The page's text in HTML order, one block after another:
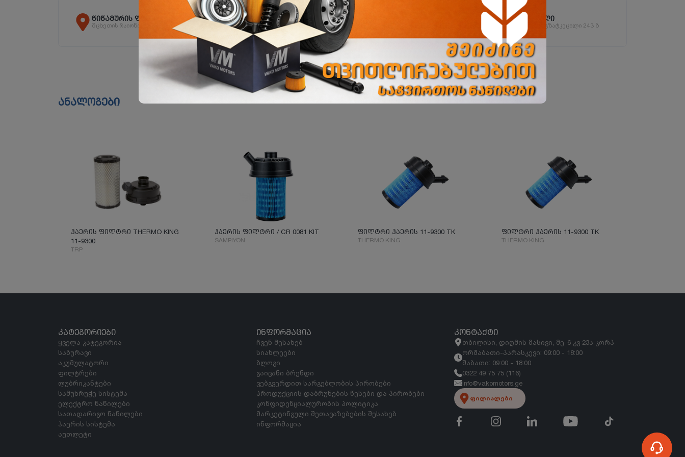
წიწამურის ფილიალი
მცხეთის რაიონი, სოფ. წიწამური
ორხევის ფილიალი
ორხევის დასახლება, ჩანტლაძის N15
ბათუმის ფილიალი
ბათუმი, აეროპორტის გზატკეცილი 243 ბ
ანალოგები
ჰაერის ფილტრი THERMO KING
11-9300
TRP
ჰაერის ფილტრი / CR 0081 KIT
SAMPIYON
ფილტრი ჰაერის 11-9300 TK
THERMO KING
ფილტრი ჰაერის 11-9300 TK
THERMO KING
ᲙᲐᲢᲔᲒᲝᲠᲘᲔᲑᲘ
ყველა კატეგორია
საბურავი
აკუმულატორი
ფილტრები
ლუბრიკანტები
სამუხრუჭე სისტემა
ელექტრო ნაწილები
სათადარიგო ნაწილები
ჰაერის სისტემა
აუთლეტი
ᲘᲜᲤᲝᲠᲛᲐᲪᲘᲐ
ჩვენ შესახებ
სიახლეები
ბლოგი
გაიცანი ბრენდი
ვებგვერდით სარგებლობის პირობები
პროდუქციის დაბრუნების წესები და პირობები
კონფიდენციალურობის პოლიტიკა
მარკეტინგული შეთავაზებების შესახებ
ინფორმაცია
ᲙᲝᲜᲢᲐᲥᲢᲘ
თბილისი, დიღმის მასივი, მე-6 კვ 23ა კორპ
ორშაბათი-პარასკევი: 09:00 - 18:00
შაბათი: 09:00 - 18:00
0322 49 75 75 (116)
info@vakomotors.ge
ფილიალები